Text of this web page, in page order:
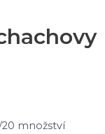
20 množství